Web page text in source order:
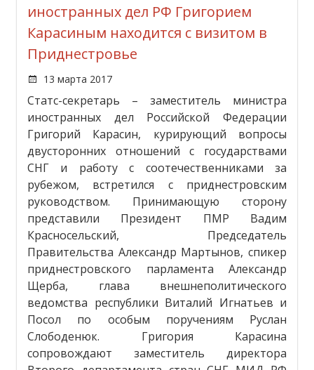
иностранных дел РФ Григорием
Карасиным находится с визитом в
Приднестровье
13 марта 2017
Статс-секретарь – заместитель министра
иностранных дел Российской Федерации
Григорий Карасин, курирующий вопросы
двусторонних отношений с государствами
СНГ и работу с соотечественниками за
рубежом, встретился с приднестровским
руководством. Принимающую сторону
представили Президент ПМР Вадим
Красносельский, Председатель
Правительства Александр Мартынов, спикер
приднестровского парламента Александр
Щерба, глава внешнеполитического
ведомства республики Виталий Игнатьев и
Посол по особым поручениям Руслан
Слободенюк. Григория Карасина
сопровождают заместитель директора